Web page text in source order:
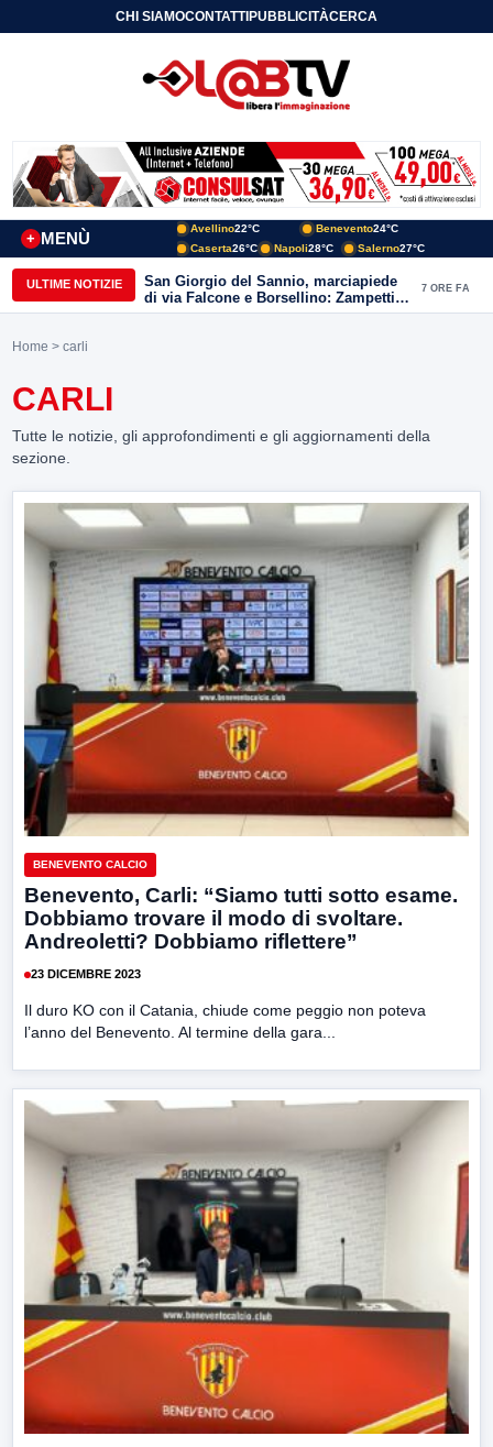
CHI SIAMOCONTATTIPUBBLICITÀCERCA
MENÙ
+
Avellino22°C Benevento24°C
Caserta26°C Napoli28°C Salerno27°C
ULTIME NOTIZIE
San Giorgio del Sannio, marciapiede
di via Falcone e Borsellino: Zampetti e
Lombardi replicano alle polemiche
7 ORE FA
Home > carli
CARLI
Tutte le notizie, gli approfondimenti e gli aggiornamenti della
sezione.
BENEVENTO CALCIO
Benevento, Carli: “Siamo tutti sotto esame.
Dobbiamo trovare il modo di svoltare.
Andreoletti? Dobbiamo riflettere”
23 DICEMBRE 2023
Il duro KO con il Catania, chiude come peggio non poteva
l’anno del Benevento. Al termine della gara...